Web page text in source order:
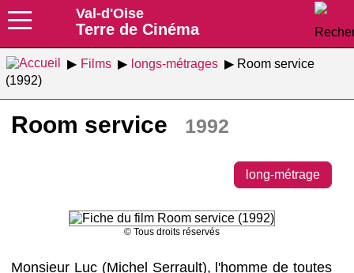
Val-d'Oise
Terre de Cinéma
Films longs-métrages
Room service
(1992)
Room service 1992
long-métrage
© Tous droits réservés
Monsieur Luc (Michel Serrault), l'homme de toutes